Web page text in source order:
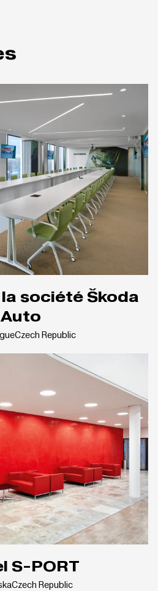
société Škoda
Auto
Czech Republic
S-PORT
Czech Republic